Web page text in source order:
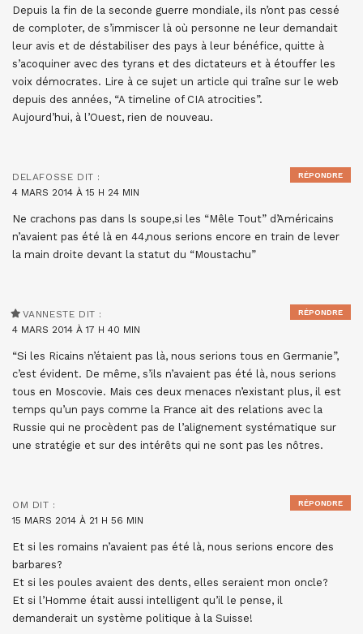
Depuis la fin de la seconde guerre mondiale, ils n’ont pas cessé
de comploter, de s’immiscer là où personne ne leur demandait
leur avis et de déstabiliser des pays à leur bénéfice, quitte à
s’acoquiner avec des tyrans et des dictateurs et à étouffer les
voix démocrates. Lire à ce sujet un article qui traîne sur le web
depuis des années, “A timeline of CIA atrocities”.
Aujourd’hui, à l’Ouest, rien de nouveau.
DELAFOSSE DIT :
4 MARS 2014 À 15 H 24 MIN
Ne crachons pas dans ls soupe,si les “Mêle Tout” d’Américains
n’avaient pas été là en 44,nous serions encore en train de lever
la main droite devant la statut du “Moustachu”
RÉPONDRE
VANNESTE DIT :
4 MARS 2014 À 17 H 40 MIN
“Si les Ricains n’étaient pas là, nous serions tous en Germanie”,
c’est évident. De même, s’ils n’avaient pas été là, nous serions
tous en Moscovie. Mais ces deux menaces n’existant plus, il est
temps qu’un pays comme la France ait des relations avec la
Russie qui ne procèdent pas de l’alignement systématique sur
une stratégie et sur des intérêts qui ne sont pas les nôtres.
RÉPONDRE
OM DIT :
15 MARS 2014 À 21 H 56 MIN
Et si les romains n’avaient pas été là, nous serions encore des
barbares?
Et si les poules avaient des dents, elles seraient mon oncle?
Et si l’Homme était aussi intelligent qu’il le pense, il
demanderait un système politique à la Suisse!
RÉPONDRE